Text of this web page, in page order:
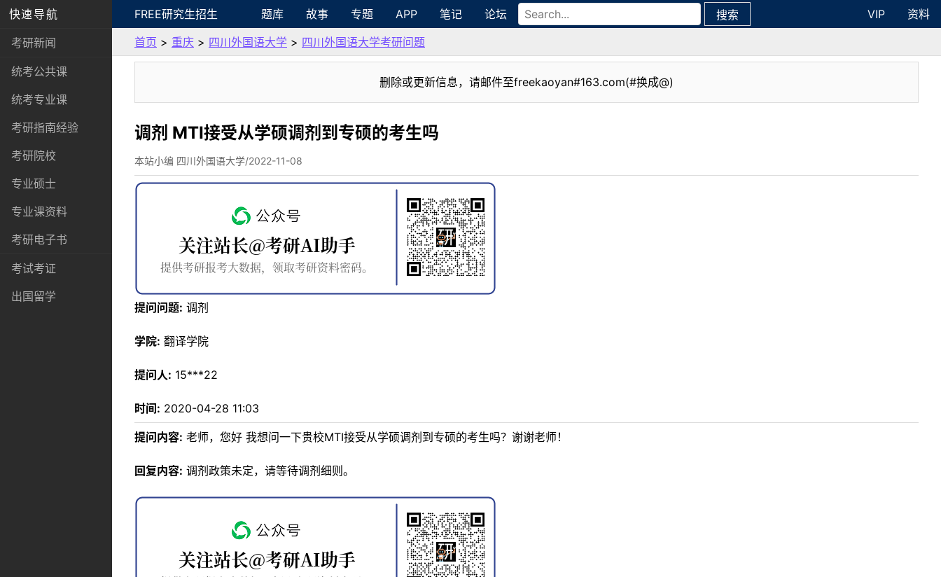
快速导航
考研新闻
统考公共课
统考专业课
考研指南经验
考研院校
专业硕士
专业课资料
考研电子书
考试考证
出国留学
FREE研究生招生 题库 故事 专题 APP 笔记 论坛 搜索 VIP
资料
首页 > 重庆 > 四川外国语大学 > 四川外国语大学考研问题
删除或更新信息，请邮件至freekaoyan#163.com(#换成@)
调剂 MTI接受从学硕调剂到专硕的考生吗
本站小编 四川外国语大学/2022-11-08
提问问题: 调剂
学院: 翻译学院
提问人: 15***22
时间: 2020-04-28 11:03
提问内容: 老师，您好 我想问一下贵校MTI接受从学硕调剂到专硕的考生吗？谢谢老师！
回复内容: 调剂政策未定，请等待调剂细则。